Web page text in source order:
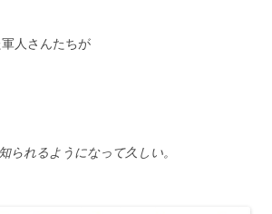
人さんたちが
られるようになって久しい。